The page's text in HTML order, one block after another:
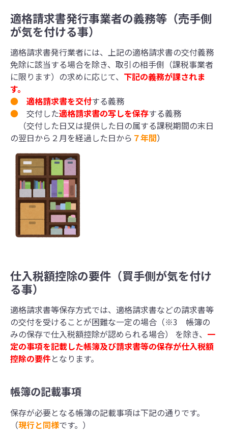
適格請求書発行事業者の義務等（売手側
が気を付ける事）
適格請求書発行業者には、上記の適格請求書の交付義務
免除に該当する場合を除き、取引の相手側（課税事業者
に限ります）の求めに応じて、 下記の義務が課されま
す。
●
適格請求書を交付する義務
● 交付した適格請求書の写しを保存する義務
（交付した日又は提供した日の属する課税期間の末日
の翌日から２月を経過した日から ７年間）
仕入税額控除の要件（買手側が気を付け
る事）
適格請求書等保存方式では、適格請求書などの請求書等
の交付を受けることが困難な一定の場合（※3 帳簿の
みの保存で仕入税額控除が認められる場合） を除き、 一
定の事項を記載した帳簿及び請求書等の保存が仕入税額
控除の要件となります。
帳簿の記載事項
保存が必要となる帳簿の記載事項は下記の通りです。
（現行と同様です。）